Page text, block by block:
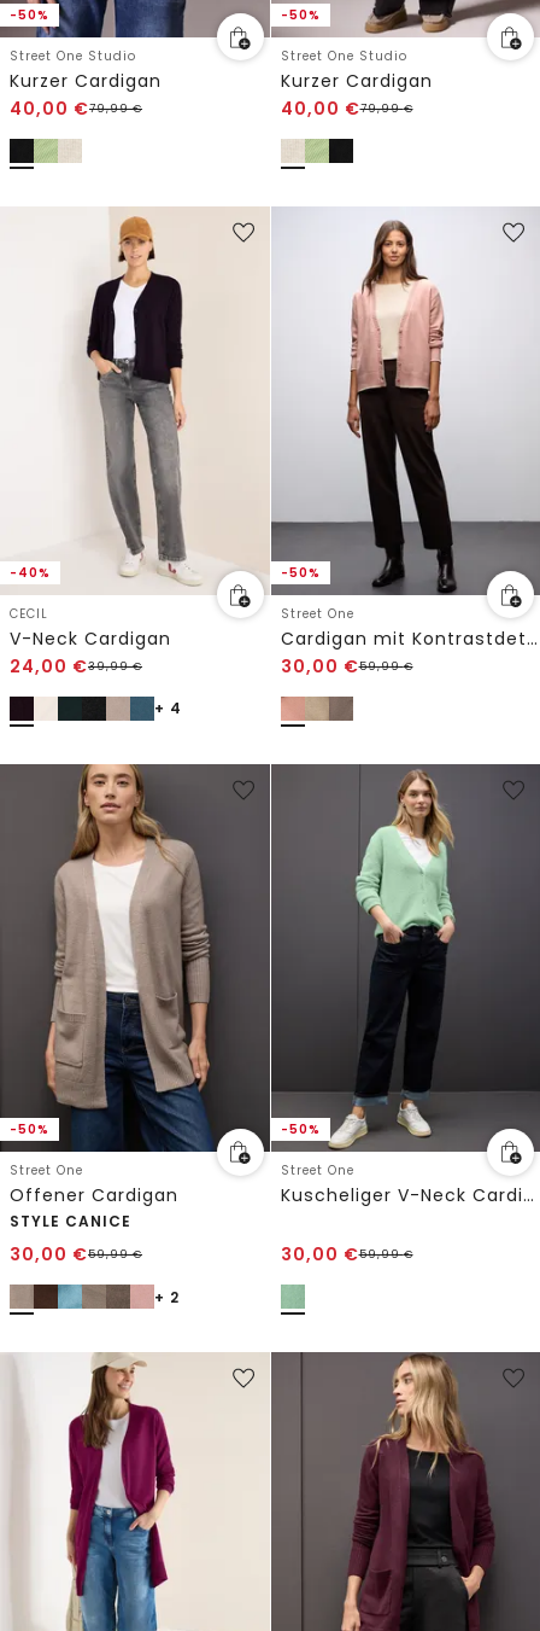
-50%
Street One Studio
Kurzer Cardigan
40,00 €79,99€
-50%
Street One Studio
Kurzer Cardigan
40,00 €79,99€
-40%
CECIL
V-Neck Cardigan
24,00 €39,99€
+ 4
-50%
Street One
Cardigan mit Kontrastdetails
30,00 €59,99€
-50%
Street One
Offener Cardigan
STYLE CANICE
30,00 €59,99€
+ 2
-50%
Street One
Kuscheliger V-Neck Cardigan
30,00 €59,99€